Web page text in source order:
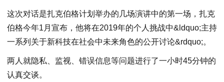
这次对话是扎克伯格计划举办的几场演讲中的第一场，扎克
伯格今年1月宣布，他将在2019年的个人挑战中&ldquo;主持
一系列关于新科技在社会中未来角色的公开讨论&rdquo;。
两人就隐私、监视、错误信息等问题进行了一小时45分钟的
认真交谈。